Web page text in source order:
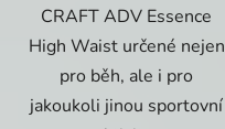
CRAFT ADV Essence
High Waist určené nejen
pro běh, ale i pro
jakoukoli jinou sportovní